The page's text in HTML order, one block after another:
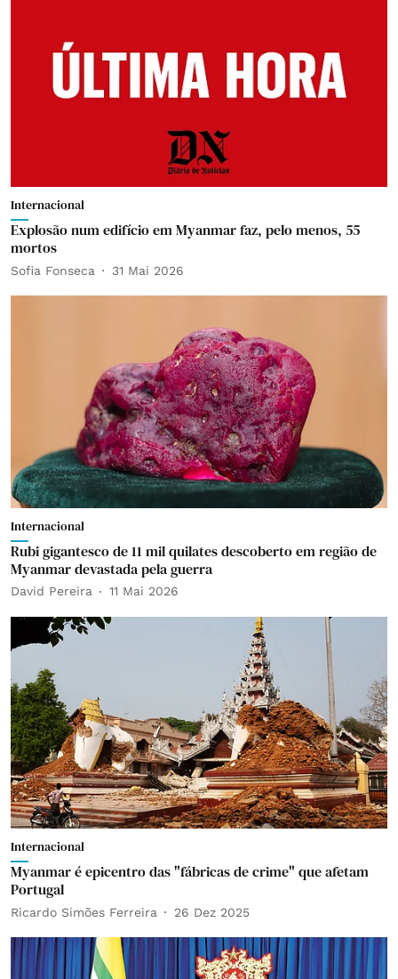
Internacional
Explosão num edifício em Myanmar faz, pelo menos, 55
mortos
Sofia Fonseca 31 Mai 2026
Internacional
Rubi gigantesco de 11 mil quilates descoberto em região de
Myanmar devastada pela guerra
David Pereira 11 Mai 2026
Internacional
Myanmar é epicentro das "fábricas de crime" que afetam
Portugal
Ricardo Simões Ferreira 26 Dez 2025